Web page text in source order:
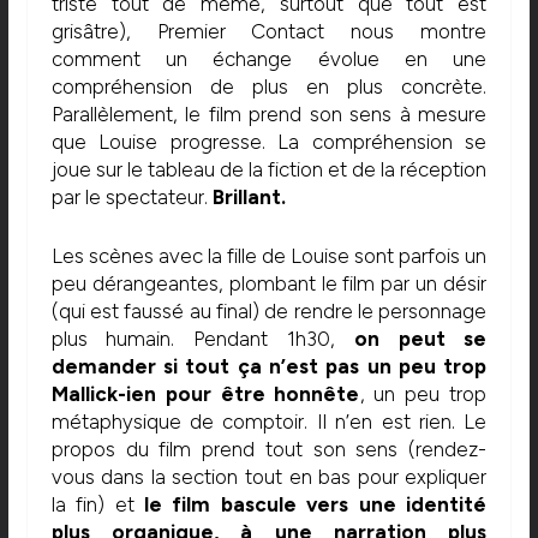
grisâtre), Premier Contact nous montre
comment un échange évolue en une
compréhension de plus en plus concrète.
Parallèlement, le film prend son sens à mesure
que Louise progresse. La compréhension se
joue sur le tableau de la fiction et de la réception
par le spectateur. Brillant.
Les scènes avec la fille de Louise sont parfois un
peu dérangeantes, plombant le film par un désir
(qui est faussé au final) de rendre le personnage
plus humain. Pendant 1h30, on peut se
demander si tout ça n’est pas un peu trop
Mallick-ien pour être honnête, un peu trop
métaphysique de comptoir. Il n’en est rien. Le
propos du film prend tout son sens (rendez-
vous dans la section tout en bas pour expliquer
la fin) etle film bascule vers une identité
plus organique, à une narration plus